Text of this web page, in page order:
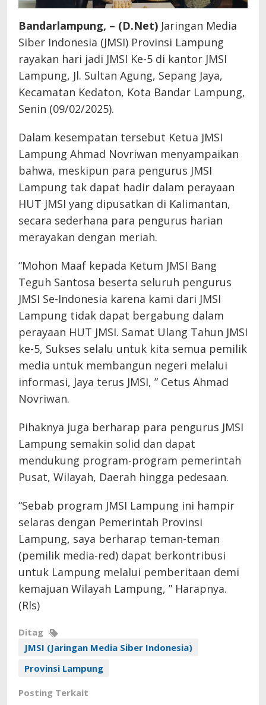
Bandarlampung, – (D.Net) Jaringan Media
Siber Indonesia (JMSI) Provinsi Lampung
rayakan hari jadi JMSI Ke-5 di kantor JMSI
Lampung, Jl. Sultan Agung, Sepang Jaya,
Kecamatan Kedaton, Kota Bandar Lampung,
Senin (09/02/2025).
Dalam kesempatan tersebut Ketua JMSI
Lampung Ahmad Novriwan menyampaikan
bahwa, meskipun para pengurus JMSI
Lampung tak dapat hadir dalam perayaan
HUT JMSI yang dipusatkan di Kalimantan,
secara sederhana para pengurus harian
merayakan dengan meriah.
“Mohon Maaf kepada Ketum JMSI Bang
Teguh Santosa beserta seluruh pengurus
JMSI Se-Indonesia karena kami dari JMSI
Lampung tidak dapat bergabung dalam
perayaan HUT JMSI. Samat Ulang Tahun JMSI
ke-5, Sukses selalu untuk kita semua pemilik
media untuk membangun negeri melalui
informasi, Jaya terus JMSI, ” Cetus Ahmad
Novriwan.
Pihaknya juga berharap para pengurus JMSI
Lampung semakin solid dan dapat
mendukung program-program pemerintah
Pusat, Wilayah, Daerah hingga pedesaan.
“Sebab program JMSI Lampung ini hampir
selaras dengan Pemerintah Provinsi
Lampung, saya berharap teman-teman
(pemilik media-red) dapat berkontribusi
untuk Lampung melalui pemberitaan demi
kemajuan Wilayah Lampung, ” Harapnya.
(Rls)
Ditag
JMSI (Jaringan Media Siber Indonesia)
Provinsi Lampung
Posting Terkait